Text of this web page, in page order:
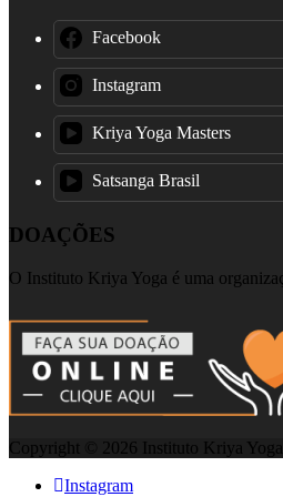
Facebook
Instagram
Kriya Yoga Masters
Satsanga Brasil
DOAÇÕES
O Instituto Kriya Yoga é uma
Copyright © 2026 Instituto Kriya
Instagram